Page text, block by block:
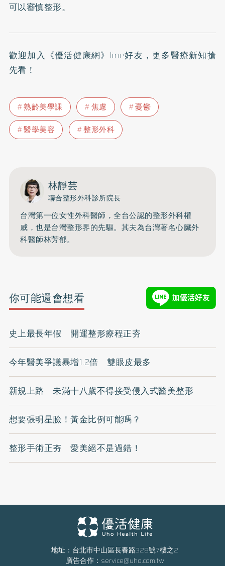
可以審慎整形。
歡迎加入 《優活健康網》line好友 ，更多醫療新知搶
先看！
熟齡美學課 焦慮
憂鬱
醫學美容
整形外科
林靜芸
聯合整形外科診所院長
台灣第一位女性外科醫師，全台公認的整形外科權
威，也是台灣整形界的先驅。其夫為台灣著名心臟外
科醫師林芳郁。
你可能還會想看
史上最長年假 開運整形療程正夯
今年醫美爭議暴增1.2倍 雙眼皮最多
新規上路 未滿十八歲不得接受侵入式醫美整形
想要張明星臉！黃金比例可能嗎？
整形手術正夯 愛美絕不是過錯！
地址：台北市中山區長春路328號7樓之2
廣告合作： service@uho.com.tw